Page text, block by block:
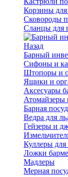
Корзины для
Сковороды
Сланцы для
Назад
Барный
Сифоны и
Штопоры и
Ящики и
Аксесуары
Барная
Ведра для
Гейзеры и
Куллеры для
Ложки
Мадлеры
Мерная